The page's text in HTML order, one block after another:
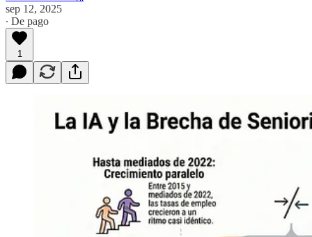
sep 12, 2025
∙ De pago
1